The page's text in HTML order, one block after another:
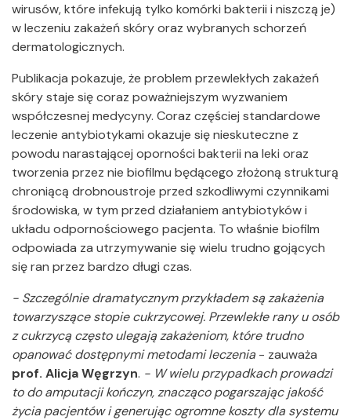
wirusów, które infekują tylko komórki bakterii i niszczą je)
w leczeniu zakażeń skóry oraz wybranych schorzeń
dermatologicznych.
Publikacja pokazuje, że problem przewlekłych zakażeń
skóry staje się coraz poważniejszym wyzwaniem
współczesnej medycyny. Coraz częściej standardowe
leczenie antybiotykami okazuje się nieskuteczne z
powodu narastającej oporności bakterii na leki oraz
tworzenia przez nie biofilmu będącego złożoną strukturą
chroniącą drobnoustroje przed szkodliwymi czynnikami
środowiska, w tym przed działaniem antybiotyków i
układu odpornościowego pacjenta. To właśnie biofilm
odpowiada za utrzymywanie się wielu trudno gojących
się ran przez bardzo długi czas.
- Szczególnie dramatycznym przykładem są zakażenia
towarzyszące stopie cukrzycowej. Przewlekłe rany u osób
z cukrzycą często ulegają zakażeniom, które trudno
opanować dostępnymi metodami leczenia - zauważa
prof. Alicja Węgrzyn. - W wielu przypadkach prowadzi
to do amputacji kończyn, znacząco pogarszając jakość
życia pacjentów i generując ogromne koszty dla systemu